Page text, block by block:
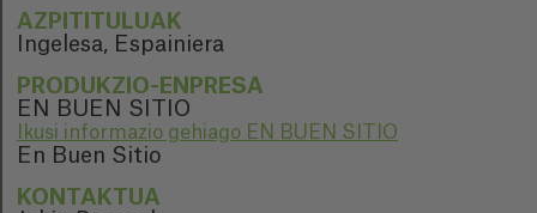
AZPITITULUAK
Ingelesa, Espainiera
PRODUKZIO-ENPRESA
EN BUEN SITIO
Ikusi informazio gehiago EN BUEN SITIO
En Buen Sitio
KONTAKTUA